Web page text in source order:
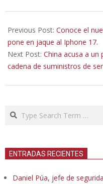
11-
05
Previous Post: Conoce el
pone en jaque al Iphone 17.
Next Post: China acusa a un
cadena de suministros de
Search
ENTRADAS RECIENTES
Daniel Púa, jefe de